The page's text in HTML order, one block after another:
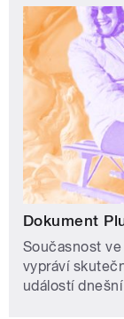
Dokument
Současnost
vypráví
událostí